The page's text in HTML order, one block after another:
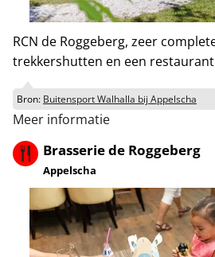
RCN de Roggeberg, zeer
trekkershutten en een
Bron: Buitensport Walhalla bij Appelscha
Meer informatie
Brasserie de Roggeberg
Appelscha